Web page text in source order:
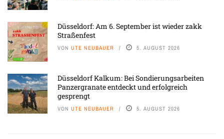
Düsseldorf: Am 6. September ist wieder zakk
Straßenfest
VON UTE NEUBAUER 5. AUGUST 2026
Düsseldorf Kalkum: Bei Sondierungsarbeiten
Panzergranate entdeckt und erfolgreich
gesprengt
VON UTE NEUBAUER 5. AUGUST 2026